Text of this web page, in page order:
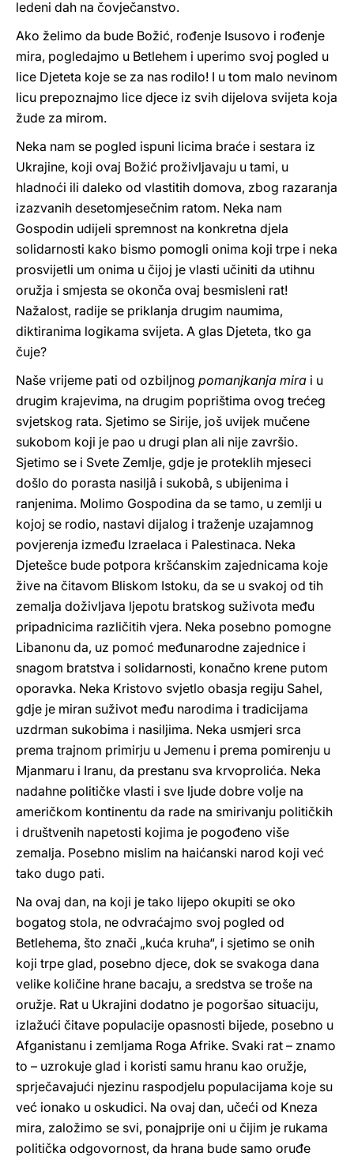
ledeni dah na čovječanstvo.
Ako želimo da bude Božić, rođenje Isusovo i rođenje
mira, pogledajmo u Betlehem i uperimo svoj pogled u
lice Djeteta koje se za nas rodilo! I u tom malo nevinom
licu prepoznajmo lice djece iz svih dijelova svijeta koja
žude za mirom.
Neka nam se pogled ispuni licima braće i sestara iz
Ukrajine, koji ovaj Božić proživljavaju u tami, u
hladnoći ili daleko od vlastitih domova, zbog razaranja
izazvanih desetomjesečnim ratom. Neka nam
Gospodin udijeli spremnost na konkretna djela
solidarnosti kako bismo pomogli onima koji trpe i neka
prosvijetli um onima u čijoj je vlasti učiniti da utihnu
oružja i smjesta se okonča ovaj besmisleni rat!
Nažalost, radije se priklanja drugim naumima,
diktiranima logikama svijeta. A glas Djeteta, tko ga
čuje?
Naše vrijeme pati od ozbiljnog pomanjkanja mira i u
drugim krajevima, na drugim poprištima ovog trećeg
svjetskog rata. Sjetimo se Sirije, još uvijek mučene
sukobom koji je pao u drugi plan ali nije završio.
Sjetimo se i Svete Zemlje, gdje je proteklih mjeseci
došlo do porasta nasiljâ i sukobâ, s ubijenima i
ranjenima. Molimo Gospodina da se tamo, u zemlji u
kojoj se rodio, nastavi dijalog i traženje uzajamnog
povjerenja između Izraelaca i Palestinaca. Neka
Djetešce bude potpora kršćanskim zajednicama koje
žive na čitavom Bliskom Istoku, da se u svakoj od tih
zemalja doživljava ljepotu bratskog suživota među
pripadnicima različitih vjera. Neka posebno pomogne
Libanonu da, uz pomoć međunarodne zajednice i
snagom bratstva i solidarnosti, konačno krene putom
oporavka. Neka Kristovo svjetlo obasja regiju Sahel,
gdje je miran suživot među narodima i tradicijama
uzdrman sukobima i nasiljima. Neka usmjeri srca
prema trajnom primirju u Jemenu i prema pomirenju u
Mjanmaru i Iranu, da prestanu sva krvoprolića. Neka
nadahne političke vlasti i sve ljude dobre volje na
američkom kontinentu da rade na smirivanju političkih
i društvenih napetosti kojima je pogođeno više
zemalja. Posebno mislim na haićanski narod koji već
tako dugo pati.
Na ovaj dan, na koji je tako lijepo okupiti se oko
bogatog stola, ne odvraćajmo svoj pogled od
Betlehema, što znači „kuća kruha“, i sjetimo se onih
koji trpe glad, posebno djece, dok se svakoga dana
velike količine hrane bacaju, a sredstva se troše na
oružje. Rat u Ukrajini dodatno je pogoršao situaciju,
izlažući čitave populacije opasnosti bijede, posebno u
Afganistanu i zemljama Roga Afrike. Svaki rat – znamo
to – uzrokuje glad i koristi samu hranu kao oružje,
sprječavajući njezinu raspodjelu populacijama koje su
već ionako u oskudici. Na ovaj dan, učeći od Kneza
mira, založimo se svi, ponajprije oni u čijim je rukama
politička odgovornost, da hrana bude samo oruđe